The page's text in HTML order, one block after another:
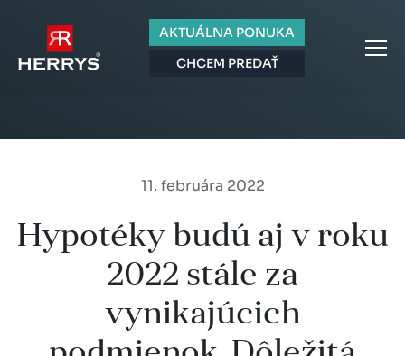
AKTUÁLNA PONUKA
CHCEM PREDAŤ
11. februára 2022
Hypotéky budú aj v roku
2022 stále za
vynikajúcich